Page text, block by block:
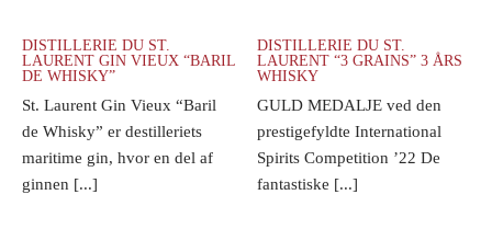
DISTILLERIE DU ST.
LAURENT GIN VIEUX “BARIL
DE WHISKY”
St. Laurent Gin Vieux “Baril
de Whisky” er destilleriets
maritime gin, hvor en del af
ginnen [...]
DISTILLERIE DU ST.
LAURENT “3 GRAINS” 3 ÅRS
WHISKY
GULD MEDALJE ved den
prestigefyldte International
Spirits Competition ’22 De
fantastiske [...]